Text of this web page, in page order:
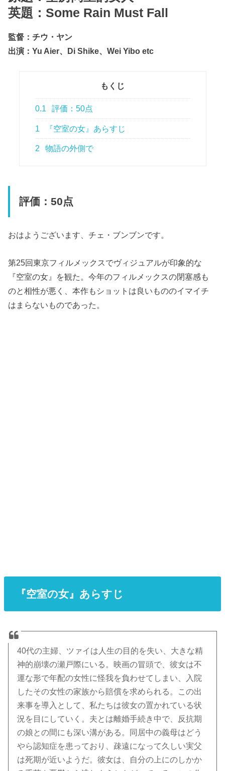
英題：Some Rain Must Fall
監督：チウ・ヤン
出演：Yu Aier、Di Shike、Wei Yibo etc
もくじ
0.1 評価：50点
1 『空室の女』あらすじ
2 物語の外側で
評価：50点
おはようございます、チェ・ブンブンです。
第25回東京フィルメックスでヴィジュアルが印象的な
『空室の女』を観た。今年のフィルメックスの閉塞感も
のと相性が悪く、本作もショットは良いもののイマイチ
はまらないものであった。
『空室の女』あらすじ
40代の主婦、ツァイは人生の目的を失い、大きな精
神的崩壊の瀬戸際にいる。映画の冒頭で、彼女は不
運な形で年配の女性に怪我を負わせてしまい、入院
したその女性の家族から賠償を求められる。この出
来事を導入として、私たちは彼女の置かれている状
況を目にしていく。夫とは離婚手続き中で、反抗期
の娘との間にも深い溝がある。同居中の義母はどう
やら認知症を患っており、疎遠になって久しい実父
は死期が近いようだ。彼女は、自分の上にのしかか